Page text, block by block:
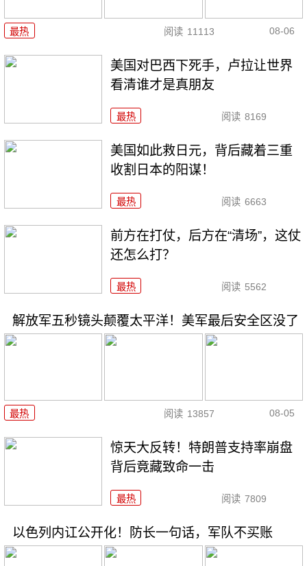
最热 阅读 11113 08-06
美国对巴西下死手，卢拉让世界
看清谁才是真朋友
最热 阅读 8169
美国如此救日元，背后藏着三重
收割日本的阳谋！
最热 阅读 6663
前方在打仗，后方在“清场”，这仗
还怎么打？
最热 阅读 5562
解放军五秒镜头颠覆太平洋！美军最后安全区没了
最热 阅读 13857 08-05
惊天大反转！特朗普支持率崩盘
背后竟藏致命一击
最热 阅读 7809
以色列内讧公开化！防长一句话，军队不买账